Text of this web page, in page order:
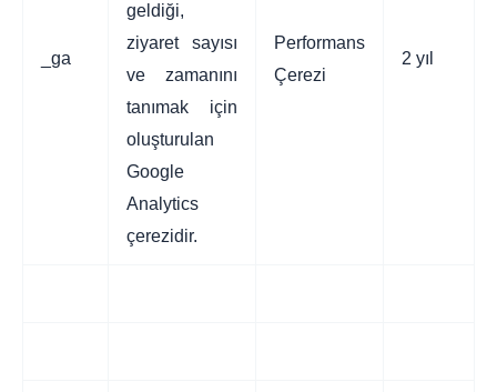
_ga
geldiği,
ziyaret sayısı
ve zamanını
tanımak için
oluşturulan
Google
Analytics
çerezidir.
Performans
Çerezi
2 yıl